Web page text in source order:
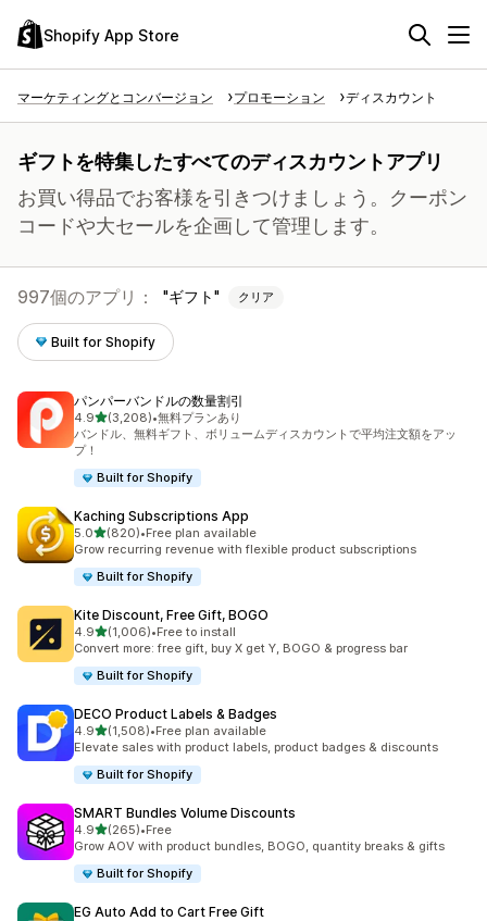
Shopify App Store
マーケティングとコンバージョン プロモーション ディスカウント
ギフトを特集したすべてのディスカウントアプリ
お買い得品でお客様を引きつけましょう。クーポン
コードや大セールを企画して管理します。
997個のアプリ： ギフト クリア
Built for Shopify
パンパーバンドルの数量割引
4.95つ星中
(3,208)
合計レビュー数：3208件
•無料プランあり
バンドル、無料ギフト、ボリュームディスカウントで平均注文額をアッ
プ！
Built for Shopify
Kaching Subscriptions App
5.05つ星中
(820)
合計レビュー数：820件
•Free plan available
Grow recurring revenue with flexible product subscriptions
Built for Shopify
Kite Discount, Free Gift, BOGO
4.95つ星中
(1,006)
合計レビュー数：1006件
•Free to install
Convert more: free gift, buy X get Y, BOGO & progress bar
Built for Shopify
DECO Product Labels & Badges
4.95つ星中
(1,508)
合計レビュー数：1508件
•Free plan available
Elevate sales with product labels, product badges & discounts
Built for Shopify
SMART Bundles Volume Discounts
4.95つ星中
(265)
合計レビュー数：265件
•Free
Grow AOV with product bundles, BOGO, quantity breaks & gifts
Built for Shopify
EG Auto Add to Cart Free Gift